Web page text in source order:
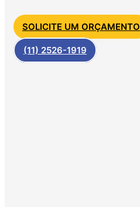
SOLICITE UM ORÇAMENTO
(11) 2526-1919